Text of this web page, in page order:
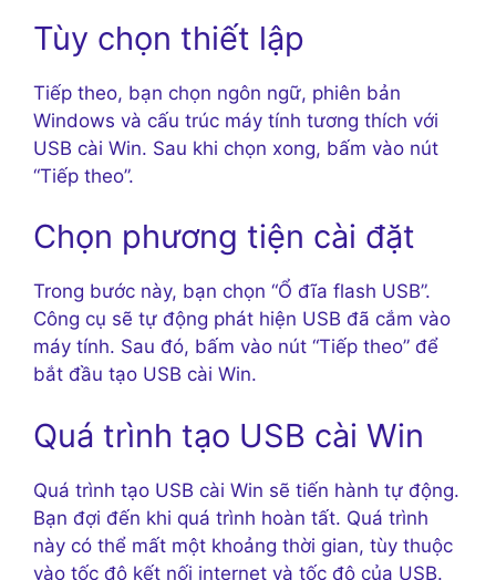
Tùy chọn thiết lập
Tiếp theo, bạn chọn ngôn ngữ, phiên bản
Windows và cấu trúc máy tính tương thích với
USB cài Win. Sau khi chọn xong, bấm vào nút
“Tiếp theo”.
Chọn phương tiện cài đặt
Trong bước này, bạn chọn “Ổ đĩa flash USB”.
Công cụ sẽ tự động phát hiện USB đã cắm vào
máy tính. Sau đó, bấm vào nút “Tiếp theo” để
bắt đầu tạo USB cài Win.
Quá trình tạo USB cài Win
Quá trình tạo USB cài Win sẽ tiến hành tự động.
Bạn đợi đến khi quá trình hoàn tất. Quá trình
này có thể mất một khoảng thời gian, tùy thuộc
vào tốc độ kết nối internet và tốc độ của USB.